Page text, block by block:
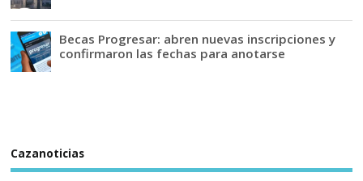
Becas Progresar: abren nuevas inscripciones y
confirmaron las fechas para anotarse
Cazanoticias